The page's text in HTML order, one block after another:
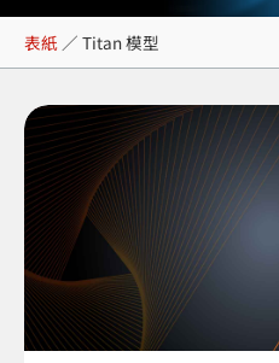
Titan 模型
表紙 ／ Titan 模型